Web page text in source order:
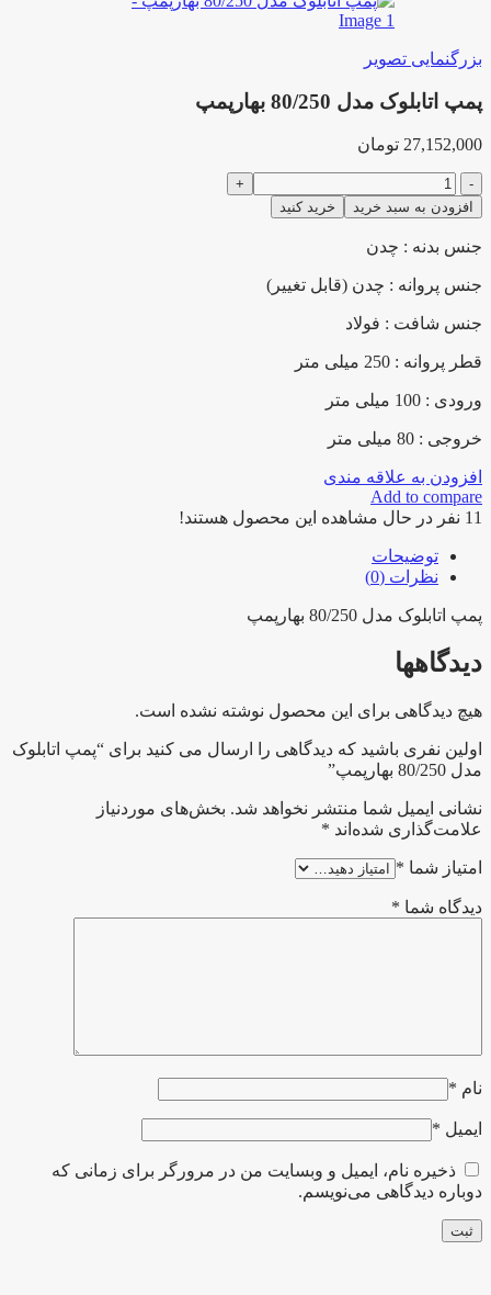
بزرگنمایی تصویر
پمپ اتابلوک مدل 80/250 بهارپمپ
27,152,000 تومان
پمپ
اتابلوک
مدل
80/250
عدد
افزودن به سبد خرید خرید کنید
جنس بدنه : چدن
جنس پروانه : چدن (قابل تغییر)
جنس شافت : فولاد
قطر پروانه : 250 میلی متر
ورودی : 100 میلی متر
خروجی : 80 میلی متر
افزودن به علاقه مندی
Add to compare
11 نفر در حال مشاهده این محصول هستند!
توضیحات
نظرات (0)
پمپ اتابلوک مدل 80/250 بهارپمپ
دیدگاهها
هیچ دیدگاهی برای این محصول نوشته نشده است.
اولین نفری باشید که دیدگاهی را ارسال می کنید برای “پمپ اتابلوک
مدل 80/250 بهارپمپ”
نشانی ایمیل شما منتشر نخواهد شد. بخش‌های موردنیاز
علامت‌گذاری شده‌اند *
امتیاز شما *
دیدگاه شما *
نام *
ایمیل *
ذخیره نام، ایمیل و وبسایت من در مرورگر برای زمانی که
دوباره دیدگاهی می‌نویسم.